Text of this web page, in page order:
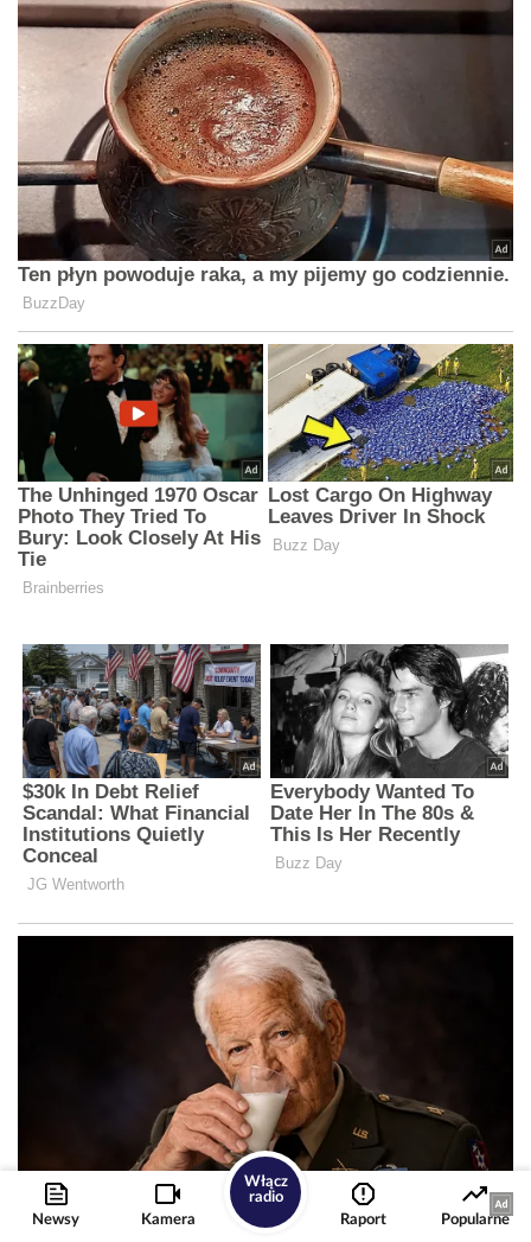
Newsy Kamera
Włącz
radio
Raport
Popularne